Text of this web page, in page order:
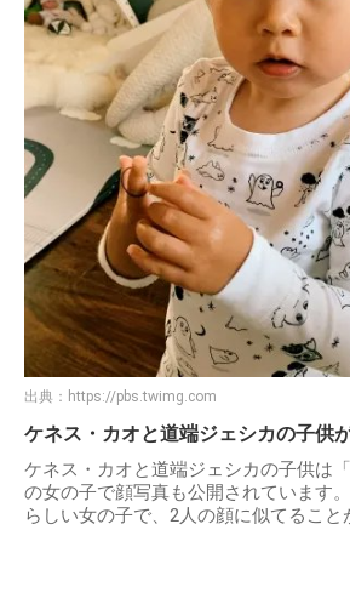
出典： https://pbs.twimg.com
ケネス・カオと道端ジェシカの子供
ケネス・カオと道端ジェシカの子供は
の女の子で顔写真も公開されています
らしい女の子で、2人の顔に似てること